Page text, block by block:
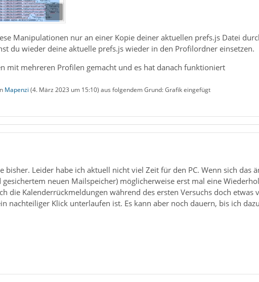
Manipulationen nur an einer Kopie deiner aktuellen prefs.js Datei
du wieder deine aktuelle prefs.js wieder in den Profilordner einsetzen.
mit mehreren Profilen gemacht und es hat danach funktioniert
Mapenzi (4. März 2023 um 15:10) aus folgendem Grund: Grafik eingefügt
bisher. Leider habe ich aktuell nicht viel Zeit für den PC. Wenn sich das
neuen Mailspeicher) möglicherweise erst mal eine
die Kalenderrückmeldungen während des ersten Versuchs doch
nachteiliger Klick unterlaufen ist. Es kann aber noch dauern, bis ich